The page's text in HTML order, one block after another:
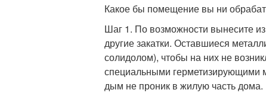
Какое бы помещение вы ни
Шаг 1. По возможности вынесите
другие закатки. Оставшиеся
солидолом), чтобы на них не
специальными герметизирующими
дым не проник в жилую часть дома.